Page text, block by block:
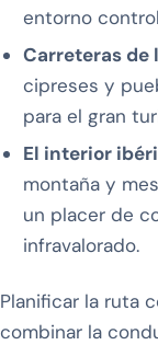
entorno
Carreteras de
cipreses y
para el gran
El interior
montaña y
un placer de
infravalorado.
Planificar la ruta
combinar la